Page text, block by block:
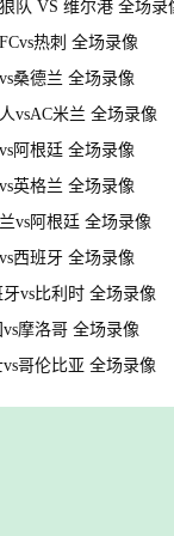
队 VS 维尔港 全场录
热刺 全场录像
桑德兰 全场录像
vsAC米兰 全场录像
阿根廷 全场录像
英格兰 全场录像
vs阿根廷 全场录像
西班牙 全场录像
vs比利时 全场录像
摩洛哥 全场录像
哥伦比亚 全场录像